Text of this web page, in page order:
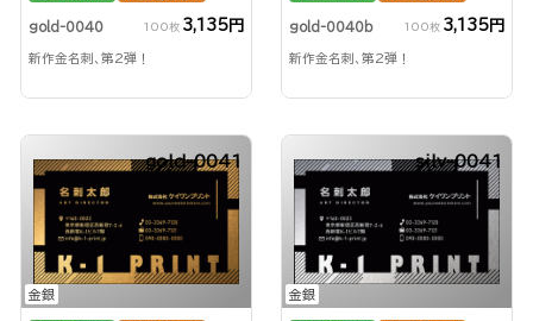
gold-0040 100枚 3,135円
新作金名刺、第2弾！
gold-0040b 100枚 3,135円
新作金名刺、第2弾！
金銀
gold-0041
金銀
silv-0041